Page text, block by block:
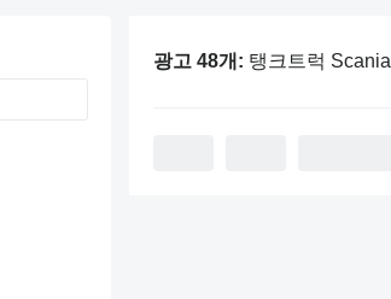
광고 48개: 탱크트럭 Scania